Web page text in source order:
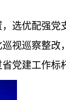
选优配强党
视巡察整改
党建工作标